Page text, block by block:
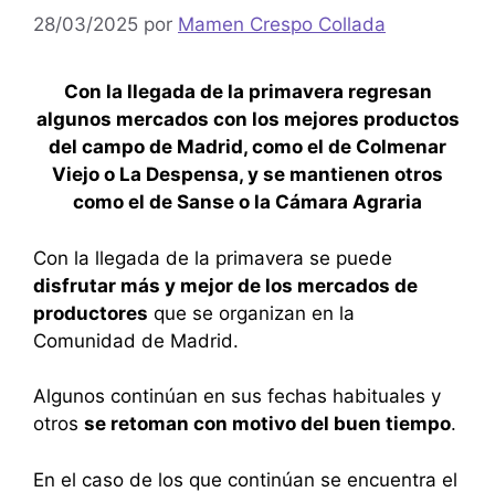
28/03/2025 por Mamen Crespo Collada
Con la llegada de la primavera regresan
algunos mercados con los mejores productos
del campo de Madrid, como el de Colmenar
Viejo o La Despensa, y se mantienen otros
como el de Sanse o la Cámara Agraria
Con la llegada de la primavera se puede
disfrutar más y mejor de los mercados de
productores que se organizan en la
Comunidad de Madrid.
Algunos continúan en sus fechas habituales y
otros se retoman con motivo del buen tiempo.
En el caso de los que continúan se encuentra el